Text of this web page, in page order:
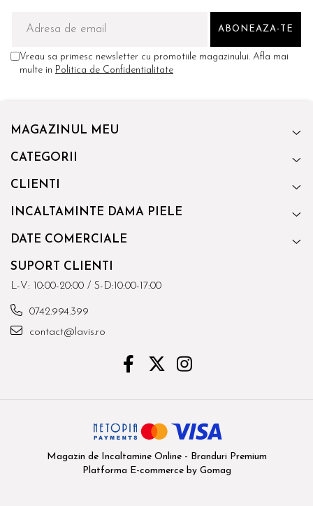
Vreau sa primesc newsletter cu promotiile magazinului. Afla mai
multe in Politica de Confidentialitate
MAGAZINUL MEU
CATEGORII
CLIENTI
INCALTAMINTE DAMA PIELE
DATE COMERCIALE
SUPORT CLIENTI
L-V: 10:00-20:00 / S-D:10:00-17:00
0742.994.399
contact@lavis.ro
Magazin de Incaltamine Online - Branduri Premium
Platforma E-commerce by Gomag